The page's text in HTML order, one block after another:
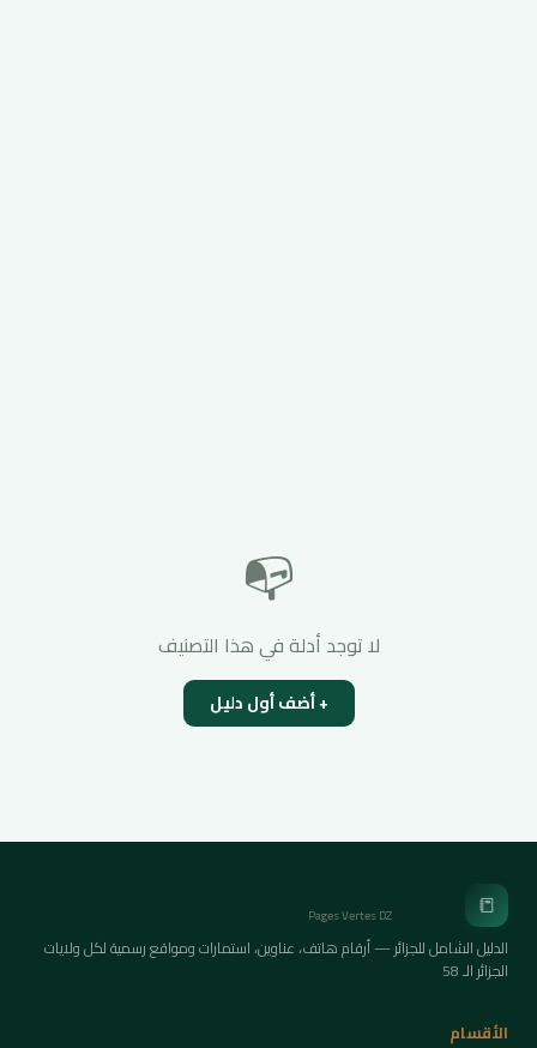
📭
لا توجد أدلة في هذا التصنيف
+ أضف أول دليل
📒
Pages Vertes DZ
الدليل الشامل للجزائر — أرقام هاتف، عناوين، استمارات ومواقع رسمية لكل ولايات
الجزائر الـ 58
الأقسام